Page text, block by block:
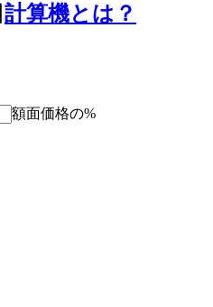
計算機とは？
額面価格の%